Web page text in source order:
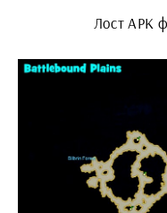
Лост АРК